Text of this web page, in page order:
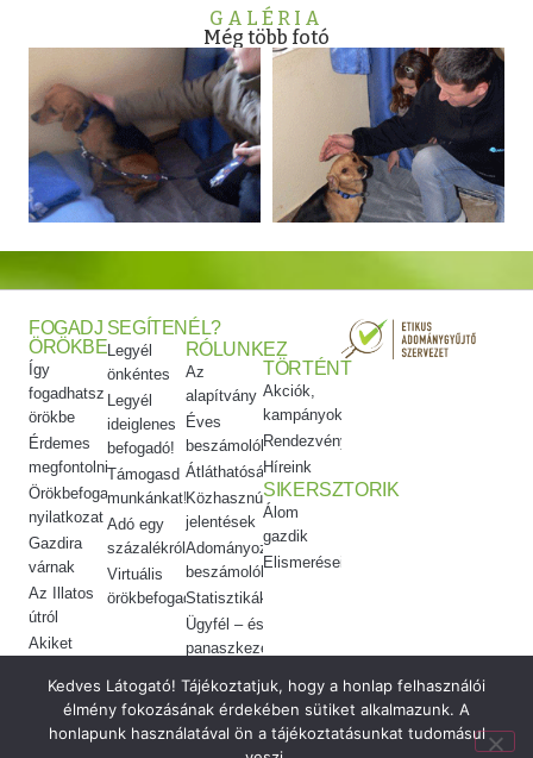
GALÉRIA
Még több fotó
FOGADJ
ÖRÖKBE
Így
fogadhatsz
örökbe
Érdemes
megfontolni
Örökbefogadói
nyilatkozat
Gazdira
várnak
Az Illatos
útról
Akiket
adtunk
Meggyógyítottuk
SEGÍTENÉL?
Legyél
önkéntes
Legyél
ideiglenes
befogadó!
Támogasd
munkánkat!
Adó egy
százalékról
Virtuális
örökbefogadás
RÓLUNK
Az
alapítvány
Éves
beszámolók
Átláthatóság
Közhasznúsági
jelentések
Adományozási
beszámolók
Statisztikák
Ügyfél – és
panaszkezelés
kódex
EZ
TÖRTÉNT
Akciók,
kampányok
Rendezvényeink
Híreink
SIKERSZTORIK
Álom
gazdik
Elismeréseink
Kedves Látogató! Tájékoztatjuk, hogy a honlap felhasználói
élmény fokozásának érdekében sütiket alkalmazunk. A
honlapunk használatával ön a tájékoztatásunkat tudomásul